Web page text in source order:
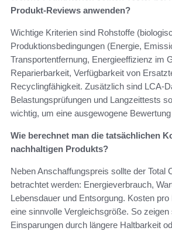
Produkt-Reviews anwenden?
Wichtige Kriterien sind Rohstoffe
Produktionsbedingungen (Energie,
Transportentfernung, Energieeffizienz im
Reparierbarkeit, Verfügbarkeit von
Recyclingfähigkeit. Zusätzlich sind LCA-
Belastungsprüfungen und Langzeittests
wichtig, um eine ausgewogene
Wie berechnet man die tatsächlichen
nachhaltigen Produkts?
Neben Anschaffungspreis sollte der Total
betrachtet werden: Energieverbrauch,
Lebensdauer und Entsorgung. Kosten
eine sinnvolle Vergleichsgröße. So zeigen
Einsparungen durch längere Haltbarkeit